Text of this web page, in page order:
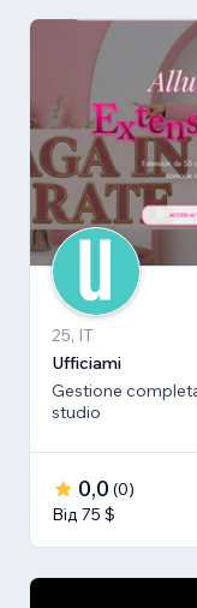
25, IT
Ufficiami
Gestione
studio
0,0 (0)
Від 75 $